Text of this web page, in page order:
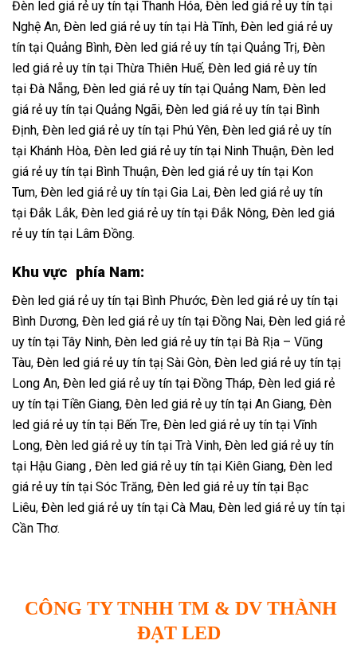
Đèn led giá rẻ uy tín tại Thanh Hóa, Đèn led giá rẻ uy tín tại
Nghệ An, Đèn led giá rẻ uy tín tại Hà Tĩnh, Đèn led giá rẻ uy
tín tại Quảng Bình, Đèn led giá rẻ uy tín tại Quảng Trị, Đèn
led giá rẻ uy tín tại Thừa Thiên Huế, Đèn led giá rẻ uy tín
tại Đà Nẵng, Đèn led giá rẻ uy tín tại Quảng Nam, Đèn led
giá rẻ uy tín tại Quảng Ngãi, Đèn led giá rẻ uy tín tại Bình
Định, Đèn led giá rẻ uy tín tại Phú Yên, Đèn led giá rẻ uy tín
tại Khánh Hòa, Đèn led giá rẻ uy tín tại Ninh Thuận, Đèn led
giá rẻ uy tín tại Bình Thuận, Đèn led giá rẻ uy tín tại Kon
Tum, Đèn led giá rẻ uy tín tại Gia Lai, Đèn led giá rẻ uy tín
tại Đắk Lắk, Đèn led giá rẻ uy tín tại Đắk Nông, Đèn led giá
rẻ uy tín tại Lâm Đồng.
Khu vực phía Nam:
Đèn led giá rẻ uy tín tại Bình Phước, Đèn led giá rẻ uy tín tại
Bình Dương, Đèn led giá rẻ uy tín tại Đồng Nai, Đèn led giá rẻ
uy tín tại Tây Ninh, Đèn led giá rẻ uy tín tại Bà Rịa – Vũng
Tàu, Đèn led giá rẻ uy tín tạị Sài Gòn, Đèn led giá rẻ uy tín tạị
Long An, Đèn led giá rẻ uy tín tại Đồng Tháp, Đèn led giá rẻ
uy tín tại Tiền Giang, Đèn led giá rẻ uy tín tại An Giang, Đèn
led giá rẻ uy tín tại Bến Tre, Đèn led giá rẻ uy tín tại Vĩnh
Long, Đèn led giá rẻ uy tín tại Trà Vinh, Đèn led giá rẻ uy tín
tại Hậu Giang , Đèn led giá rẻ uy tín tại Kiên Giang, Đèn led
giá rẻ uy tín tại Sóc Trăng, Đèn led giá rẻ uy tín tại Bạc
Liêu, Đèn led giá rẻ uy tín tại Cà Mau, Đèn led giá rẻ uy tín tại
Cần Thơ.
CÔNG TY TNHH TM & DV THÀNH
ĐẠT LED